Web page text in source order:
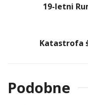
19-letni
Katastrofa
Podobne